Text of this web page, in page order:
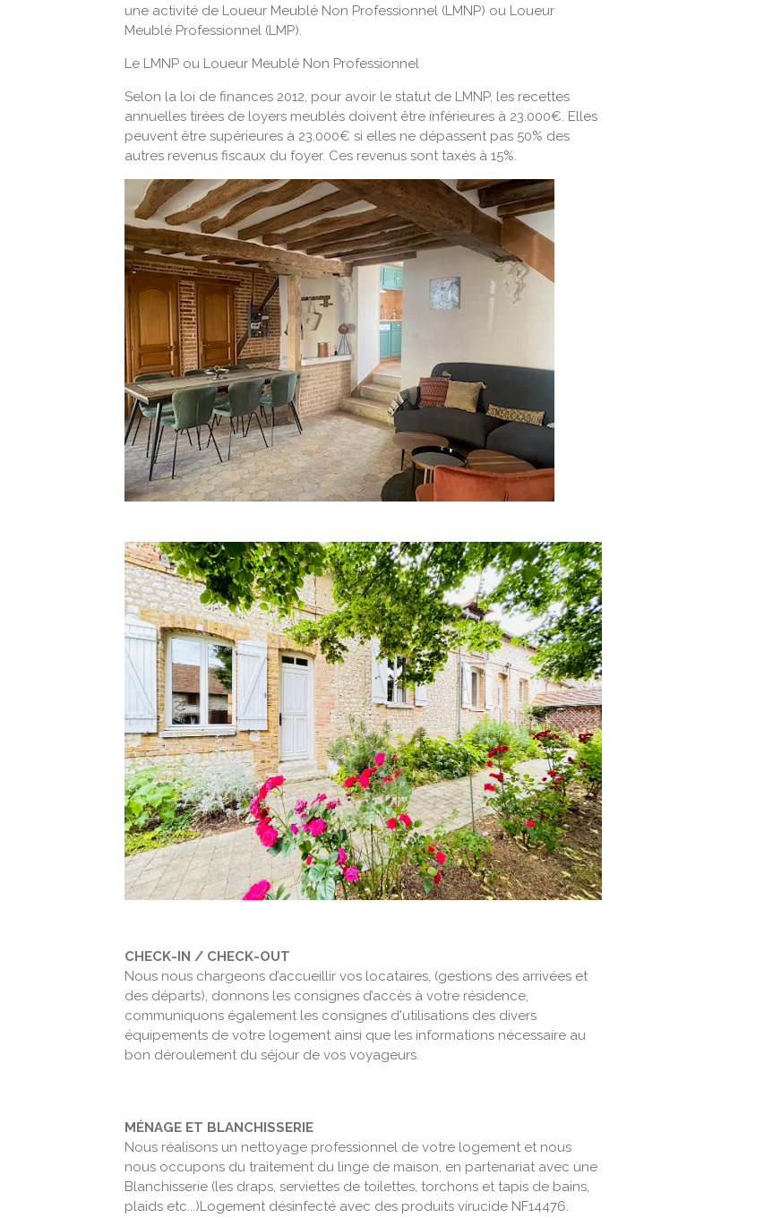
une activité de Loueur Meublé Non Professionnel (LMNP) ou Loueur
Meublé Professionnel (LMP).
Le LMNP ou Loueur Meublé Non Professionnel
Selon la loi de finances 2012, pour avoir le statut de LMNP, les recettes
annuelles tirées de loyers meublés doivent être inférieures à 23.000€. Elles
peuvent être supérieures à 23.000€ si elles ne dépassent pas 50% des
autres revenus fiscaux du foyer. Ces revenus sont taxés à 15%.
CHECK-IN / CHECK-OUT
Nous nous chargeons d’accueillir vos locataires, (gestions des arrivées et
des départs), donnons les consignes d’accès à votre résidence,
communiquons également les consignes d'utilisations des divers
équipements de votre logement ainsi que les informations nécessaire au
bon déroulement du séjour de vos voyageurs.
MÉNAGE ET BLANCHISSERIE
Nous réalisons un nettoyage professionnel de votre logement et nous
nous occupons du traitement du linge de maison, en partenariat avec une
Blanchisserie (les draps, serviettes de toilettes, torchons et tapis de bains,
plaids etc...)Logement désinfecté avec des produits virucide NF14476.